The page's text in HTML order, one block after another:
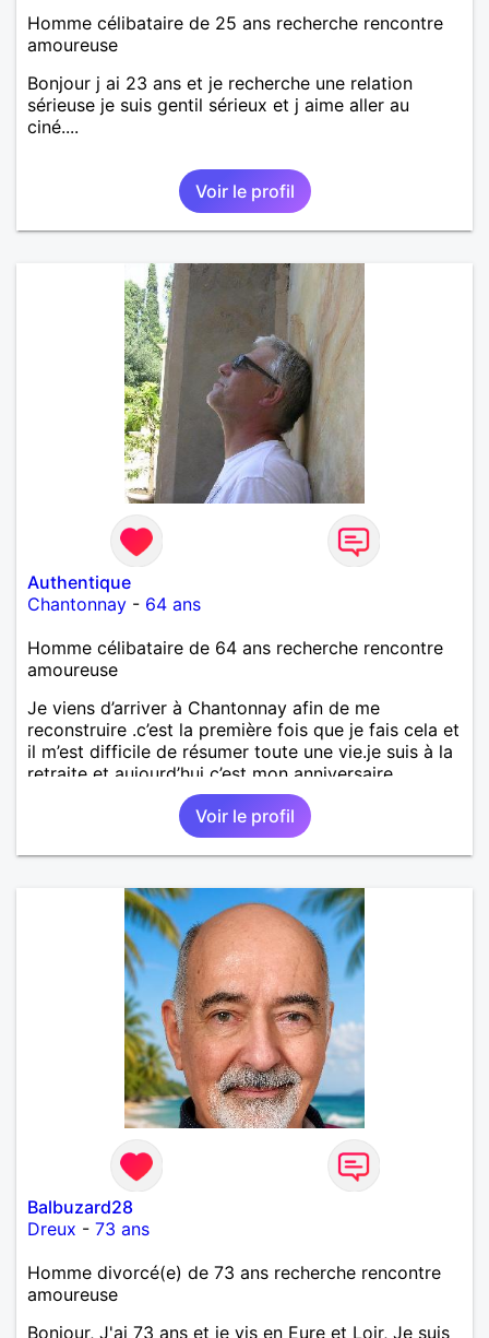
Homme célibataire de 25 ans recherche rencontre
amoureuse
Bonjour j ai 23 ans et je recherche une relation
sérieuse je suis gentil sérieux et j aime aller au
ciné....
Voir le profil
Authentique
Chantonnay - 64 ans
Homme célibataire de 64 ans recherche rencontre
amoureuse
Je viens d’arriver à Chantonnay afin de me
reconstruire .c’est la première fois que je fais cela et
il m’est difficile de résumer toute une vie.je suis à la
retraite et aujourd’hui c’est mon anniversaire
!J’aimerais rencontrer quelqu’un qui partage les
mêmes valeurs qui font de quelqu’un un être humain
Voir le profil
Balbuzard28
Dreux - 73 ans
Homme divorcé(e) de 73 ans recherche rencontre
amoureuse
Bonjour, J'ai 73 ans et je vis en Eure et Loir, Je suis